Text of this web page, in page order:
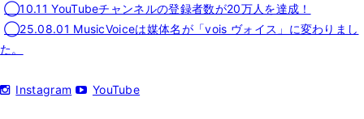
◯10.11 YouTubeチャンネルの登録者数が20万人を達成！
◯25.08.01 MusicVoiceは媒体名が「vois ヴォイス」に変わりまし
た。
Instagram YouTube